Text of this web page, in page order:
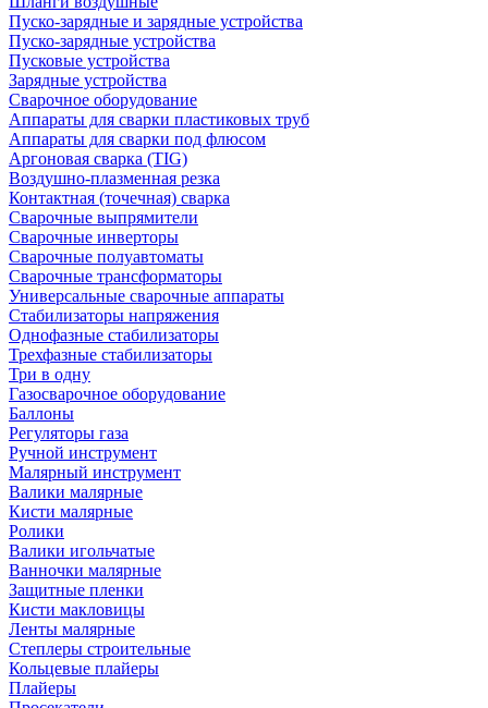
Пуско-зарядные и зарядные устройства
Пуско-зарядные устройства
Пусковые устройства
Зарядные устройства
Сварочное оборудование
Аппараты для сварки пластиковых труб
Аппараты для сварки под флюсом
Аргоновая сварка (TIG)
Воздушно-плазменная резка
Контактная (точечная) сварка
Сварочные выпрямители
Сварочные инверторы
Сварочные полуавтоматы
Сварочные трансформаторы
Универсальные сварочные аппараты
Стабилизаторы напряжения
Однофазные стабилизаторы
Трехфазные стабилизаторы
Три в одну
Газосварочное оборудование
Баллоны
Регуляторы газа
Ручной инструмент
Малярный инструмент
Валики малярные
Кисти малярные
Ролики
Валики игольчатые
Ванночки малярные
Защитные пленки
Кисти макловицы
Ленты малярные
Степлеры строительные
Кольцевые плайеры
Плайеры